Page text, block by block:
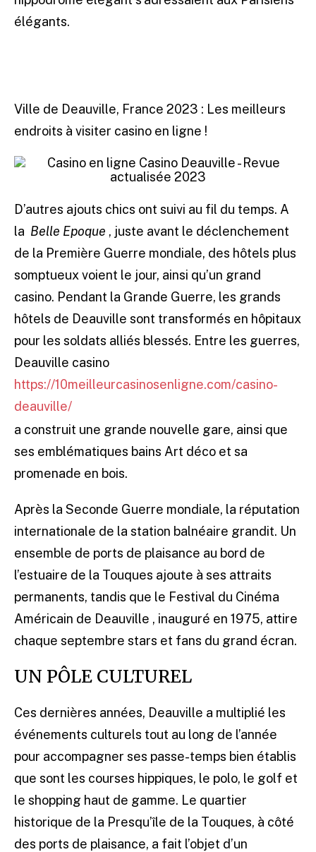
élégants.
Ville de Deauville, France 2023 : Les meilleurs
endroits à visiter casino en ligne !
D’autres ajouts chics ont suivi au fil du temps. A
la Belle Epoque , juste avant le déclenchement
de la Première Guerre mondiale, des hôtels plus
somptueux voient le jour, ainsi qu’un grand
casino. Pendant la Grande Guerre, les grands
hôtels de Deauville sont transformés en hôpitaux
pour les soldats alliés blessés. Entre les guerres,
Deauville casino
https://10meilleurcasinosenligne.com/casino-
deauville/
a construit une grande nouvelle gare, ainsi que
ses emblématiques bains Art déco et sa
promenade en bois.
Après la Seconde Guerre mondiale, la réputation
internationale de la station balnéaire grandit. Un
ensemble de ports de plaisance au bord de
l’estuaire de la Touques ajoute à ses attraits
permanents, tandis que le Festival du Cinéma
Américain de Deauville , inauguré en 1975, attire
chaque septembre stars et fans du grand écran.
UN PÔLE CULTUREL
Ces dernières années, Deauville a multiplié les
événements culturels tout au long de l’année
pour accompagner ses passe-temps bien établis
que sont les courses hippiques, le polo, le golf et
le shopping haut de gamme. Le quartier
historique de la Presqu’île de la Touques, à côté
des ports de plaisance, a fait l’objet d’un